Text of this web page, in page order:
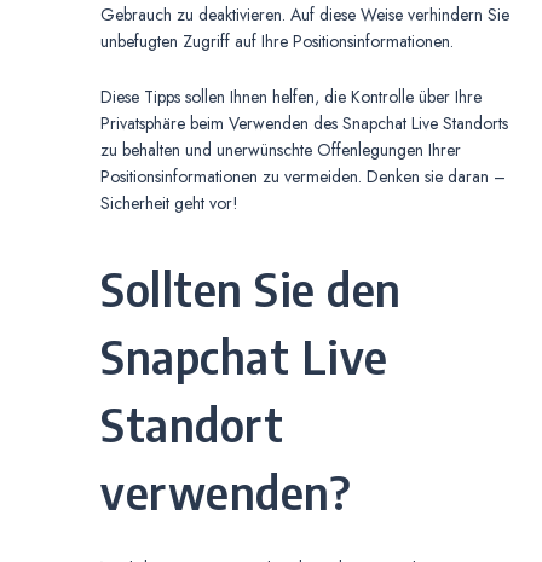
Gebrauch zu deaktivieren. Auf diese Weise verhindern Sie
unbefugten Zugriff auf Ihre Positionsinformationen.
Diese Tipps sollen Ihnen helfen, die Kontrolle über Ihre
Privatsphäre beim Verwenden des Snapchat Live Standorts
zu behalten und unerwünschte Offenlegungen Ihrer
Positionsinformationen zu vermeiden. Denken sie daran –
Sicherheit geht vor!
Sollten Sie den
Snapchat Live
Standort
verwenden?